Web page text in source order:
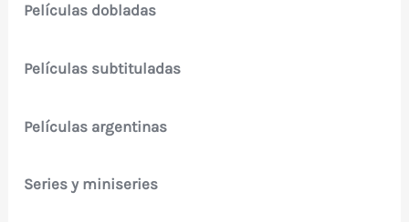
Películas dobladas
Películas subtituladas
Películas argentinas
Series y miniseries